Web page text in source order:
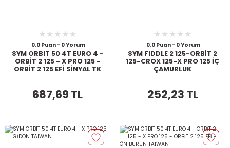
0.0 Puan - 0 Yorum
SYM ORBIT 50 4T EURO 4 -
ORBİT 2 125 - X PRO 125 -
ORBİT 2 125 EFİ SİNYAL TK
687,69 TL
0.0 Puan - 0 Yorum
SYM FIDDLE 2 125-ORBİT 2
125-CROX 125-X PRO 125 İÇ
ÇAMURLUK
252,23 TL